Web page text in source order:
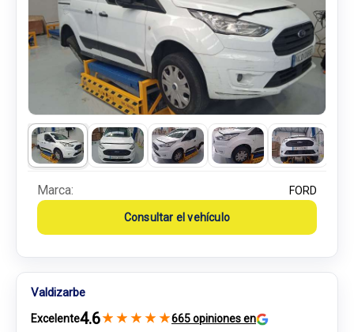
Marca: FORD
Consultar el vehículo
Valdizarbe
Excelente4.6★ ★ ★ ★ ★665 opiniones en